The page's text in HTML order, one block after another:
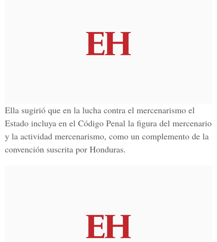
Ella sugirió que en la lucha contra el mercenarismo el
Estado incluya en el Código Penal la figura del mercenario
y la actividad mercenarismo, como un complemento de la
convención suscrita por Honduras.